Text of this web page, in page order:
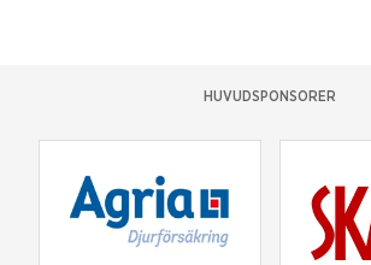
HUVUDSPONSORER